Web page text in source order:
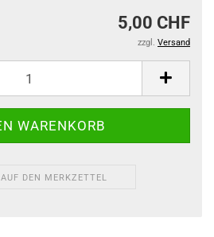
5,00 CHF
zzgl. Versand
AUF DEN MERKZETTEL